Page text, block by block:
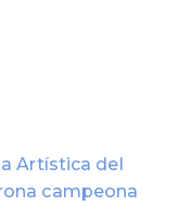
Artística del
campeona